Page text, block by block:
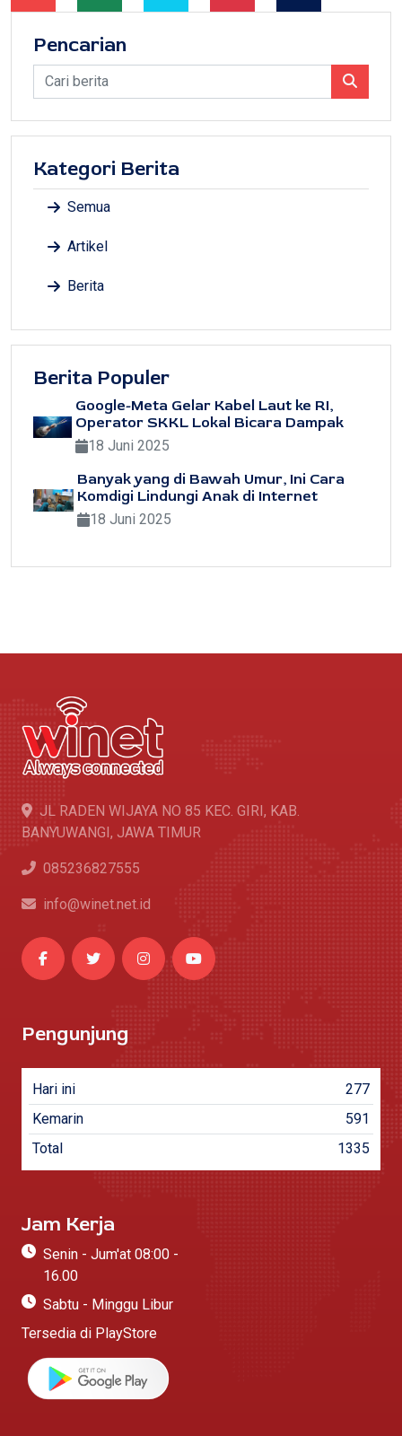
Pencarian
Kategori Berita
Semua
Artikel
Berita
Berita Populer
Google-Meta Gelar Kabel Laut ke RI,
Operator SKKL Lokal Bicara Dampak
18 Juni 2025
Banyak yang di Bawah Umur, Ini Cara
Komdigi Lindungi Anak di Internet
18 Juni 2025
JL RADEN WIJAYA NO 85 KEC. GIRI, KAB.
BANYUWANGI, JAWA TIMUR
085236827555
info@winet.net.id
Pengunjung
Hari ini
277
Kemarin
591
Total
1335
Jam Kerja
Senin - Jum'at 08:00 -
16.00
Sabtu - Minggu Libur
Tersedia di PlayStore